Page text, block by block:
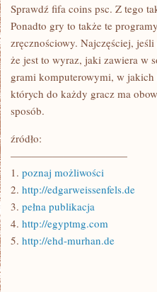
Sprawdź fifa coins psc. Z tego
Ponadto gry to także te
zręcznościowy. Najczęściej,
że jest to wyraz, jaki zawiera w
grami komputerowymi, w jakich
których do każdy gracz ma
sposób.
źródło:
———————————
1. poznaj możliwości
2. http://edgarweissenfels.de
3. pełna publikacja
4. http://egyptmg.com
5. http://ehd-murhan.de